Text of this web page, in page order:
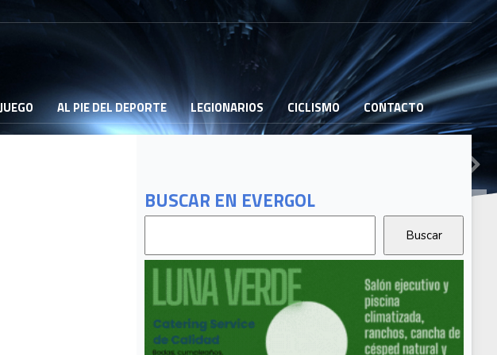
AL PIE DEL DEPORTE LEGIONARIOS CICLISMO CONTACTO
BUSCAR EN EVERGOL